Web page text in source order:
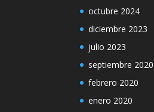
octubre 2024
diciembre 2023
julio 2023
septiembre 2020
febrero 2020
enero 2020